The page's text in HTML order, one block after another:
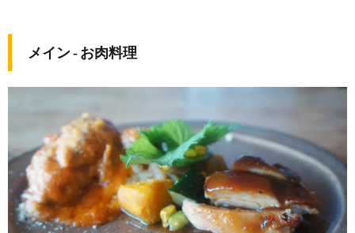
メイン ‐ お肉料理